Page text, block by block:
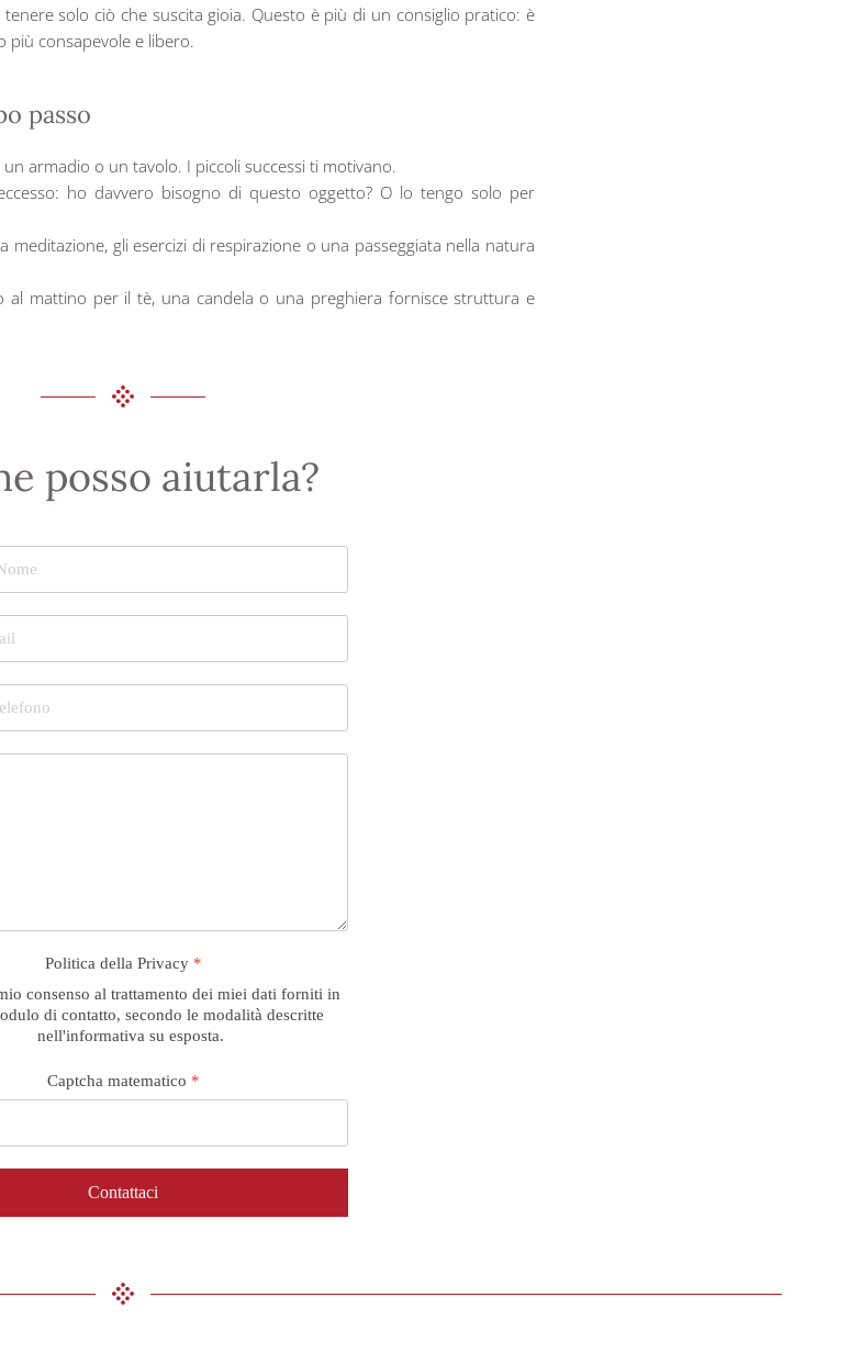
solo ciò che suscita gioia. Questo è più di un consiglio pratico: è
più consapevole e libero.
passo
armadio o un tavolo. I piccoli successi ti motivano.
ho davvero bisogno di questo oggetto? O lo tengo solo per
gli esercizi di respirazione o una passeggiata nella natura
al mattino per il tè, una candela o una preghiera fornisce struttura e
posso aiutarla?
Politica della Privacy *
consenso al trattamento dei miei dati forniti in
di contatto, secondo le modalità descritte
nell'informativa su esposta.
Captcha matematico *
Contattaci